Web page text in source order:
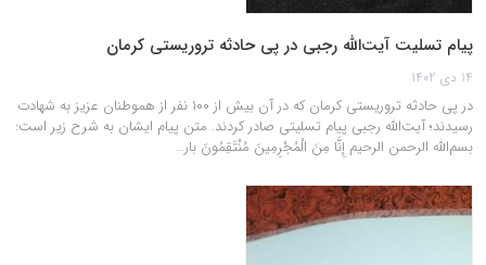
پیام تسلیت آیت‌الله رجبی در پی حادثه تروریستی کرمان
14 دی 1402
در پی حادثه تروریستی کرمان که در آن بیش از ۱۰۰ نفر از هموطنان عزیز به شهادت
رسیدند؛ آیت‌الله رجبی پیام تسلیتی صادر کردند. متن پیام ایشان به شرح زیر است:
بسم‌الله الرحمن الرحیم إِنَّا مِنَ الْمُجْرِمِينَ مُنْتَقِمُونَ بار…